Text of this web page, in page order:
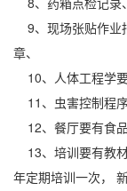
9、现场张贴作业
章、
10、人体工程学
11、虫害控制程
12、餐厅要有食
13、培训要有教
年定期培训一次，